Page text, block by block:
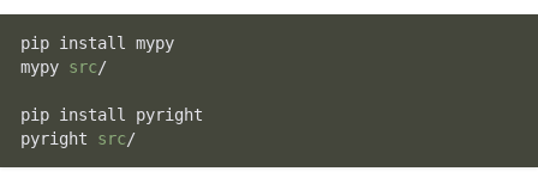
pip install mypy
mypy src/
pip install pyright
pyright src